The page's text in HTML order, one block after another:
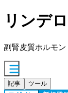
リンデ
副腎皮質ホルモン
記事 ツール